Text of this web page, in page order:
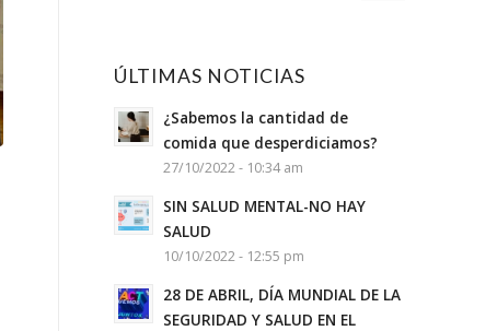
ÚLTIMAS NOTICIAS
¿Sabemos la cantidad de
comida que desperdiciamos?
27/10/2022 - 10:34 am
SIN SALUD MENTAL-NO HAY
SALUD
10/10/2022 - 12:55 pm
28 DE ABRIL, DÍA MUNDIAL DE LA
SEGURIDAD Y SALUD EN EL